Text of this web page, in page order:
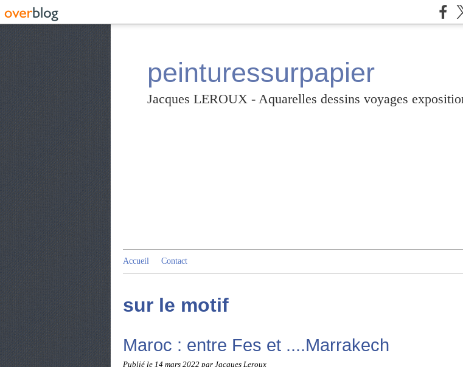
peinturessurpapier
Jacques LEROUX - Aquarelles dessins voyages
Accueil Contact
sur le motif
Maroc : entre Fes et ....Marrakech
Publié le 14 mars 2022 par Jacques Leroux